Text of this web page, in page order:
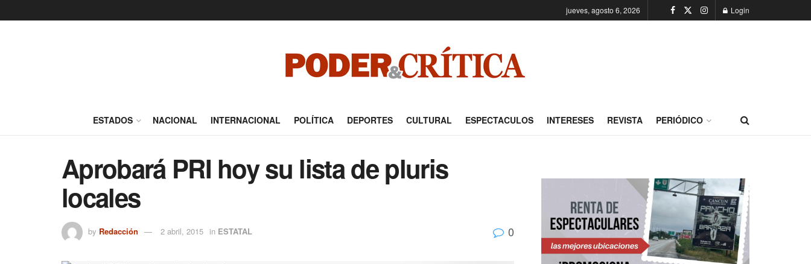
jueves, agosto 6, 2026 Login
ESTADOS NACIONAL INTERNACIONAL POLÍTICA DEPORTES CULTURAL ESPECTACULOS INTERESES REVISTA PERIÓDICO
Aprobará PRI hoy su lista de pluris
locales
by Redacción 2 abril, 2015 in ESTATAL 0